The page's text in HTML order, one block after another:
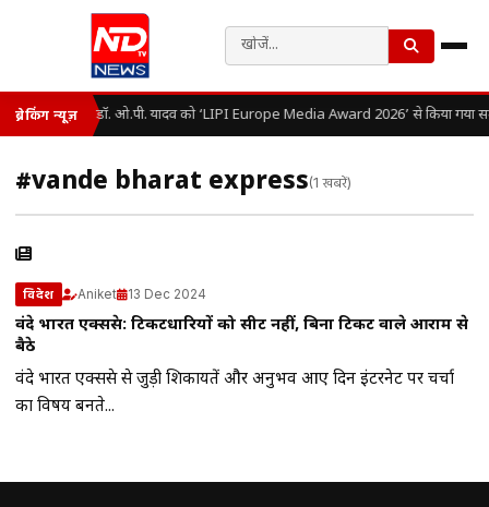
ब्रेकिंग न्यूज़ डॉ. ओ.पी. यादव को ‘LIPI Europe Media Award 2026’ से किया गया
#vande bharat express(1 खबरें)
विदेश Aniket 13 Dec 2024
वंदे भारत एक्सप्रेस: टिकटधारियों को सीट नहीं, बिना टिकट वाले आराम से
बैठे
वंदे भारत एक्सप्रेस से जुड़ी शिकायतें और अनुभव आए दिन इंटरनेट पर चर्चा
का विषय बनते...